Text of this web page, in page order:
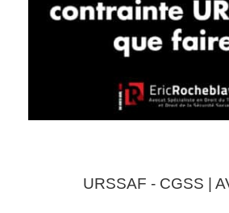
URSSAF - CGSS |